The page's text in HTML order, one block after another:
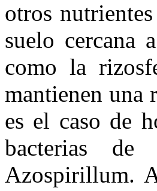
otros
suelo cercana
como la
mantienen una
es el caso de
bacterias de
Azospirillum.